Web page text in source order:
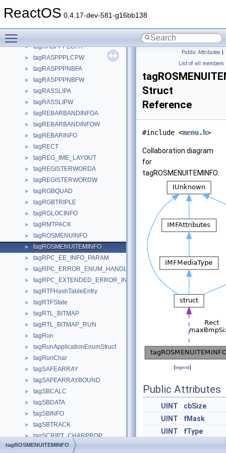
ReactOS 0.4.17-dev-581-g16bb138
► tagRASPBDLGW
► tagRASPPPLCPA
► tagRASPPPLCPW
► tagRASPPPNBFA
► tagRASPPPNBFW
► tagRASSLIPA
► tagRASSLIPW
► tagREBARBANDINFOA
► tagREBARBANDINFOW
► tagREBARINFO
► tagRECT
► tagREG_IME_LAYOUT
► tagREGISTERWORDA
► tagREGISTERWORDW
► tagRGBQUAD
► tagRGBTRIPLE
► tagRGLOCINFO
► tagRMTPACK
► tagROSMENUINFO
► tagROSMENUITEMINFO
► tagRPC_EE_INFO_PARAM
► tagRPC_ERROR_ENUM_HANDLE
► tagRPC_EXTENDED_ERROR_INFO
► tagRTFHashTableEntry
► tagRTFState
► tagRTL_BITMAP
► tagRTL_BITMAP_RUN
► tagRun
► tagRunApplicationEnumStruct
► tagRunChar
► tagSAFEARRAY
► tagSAFEARRAYBOUND
► tagSBCALC
► tagSBDATA
► tagSBINFO
► tagSBTRACK
► tagSCRIPT_CHARPROP
► tagSCRIPT_GLYPHPROP
Public Attributes |
List of all members
Struct
Reference
#include <menu.h>
Collaboration diagram
for
tagROSMENUITEMINFO:
[legend]
Public Attributes
UINT
cbSize
UINT
fMask
UINT
fType
tagROSMENUITEMINFO